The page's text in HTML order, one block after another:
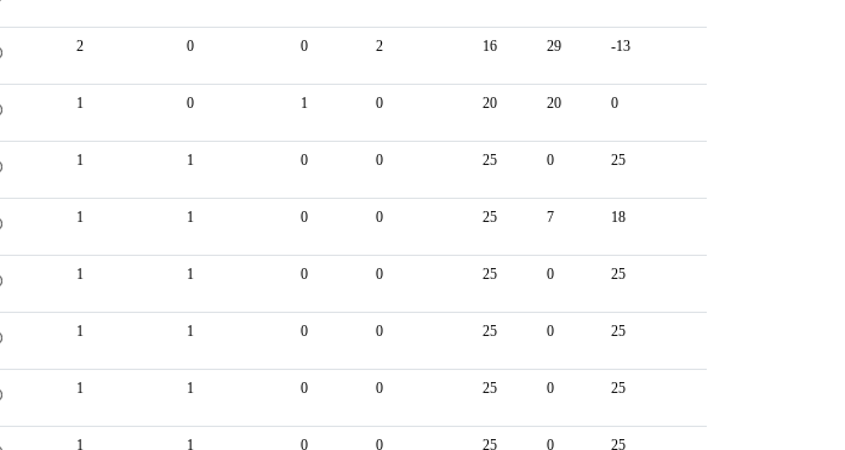
2 0 0 2 16 29 -13
1 0 1 0 20 20 0
1 1 0 0 25 0 25
1 1 0 0 25 7 18
1 1 0 0 25 0 25
1 1 0 0 25 0 25
1 1 0 0 25 0 25
1 1 0 0 25 0 25